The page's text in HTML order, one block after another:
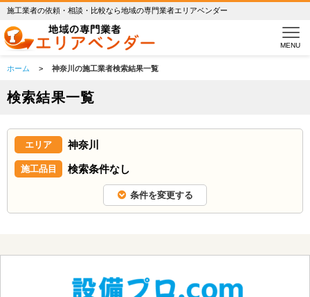
施工業者の依頼・相談・比較なら地域の専門業者エリアベンダー
MENU
ホーム > 神奈川の施工業者検索結果一覧
検索結果一覧
エリア 神奈川
施工品目 検索条件なし
条件を変更する